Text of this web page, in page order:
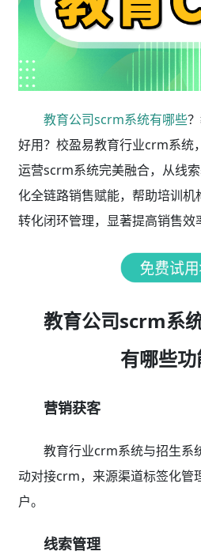
教育公司scrm系统有哪些
好用？校盈易教育行业crm系统
运营scrm系统完美融合，从线
化全链路销售赋能，帮助培训
转化闭环管理，显著提高销售效
教育公司scrm系
有哪些功
营销获客
教育行业crm系统与招生系
动对接crm，来源渠道标签化管
户。
线索管理